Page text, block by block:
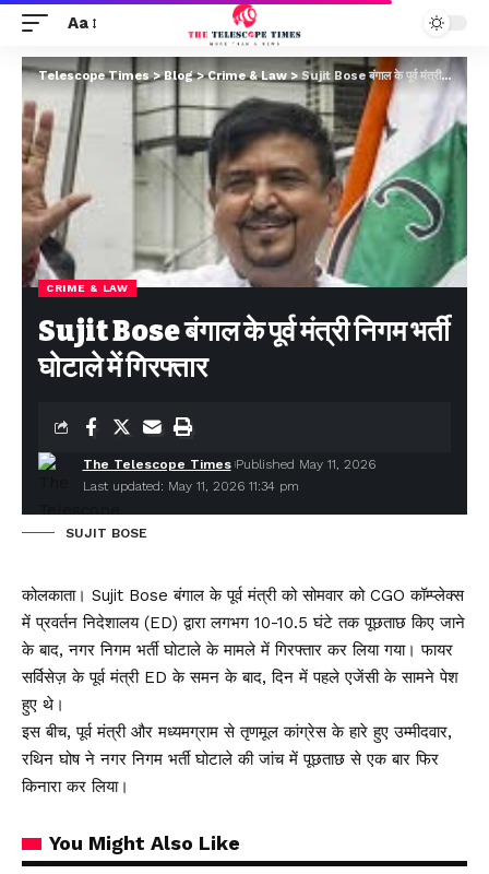
Aa
Telescope Times>Blog>Crime & Law > Sujit Bose बंगाल के पूर्व मंत्री निगम भर्ती घोटाले में गिरफ्तार
CRIME & LAW
Sujit Bose बंगाल के पूर्व मंत्री निगम भर्ती
घोटाले में गिरफ्तार
Last updated: May 11, 2026 11:34 pm
The Telescope Times Published May 11, 2026
SUJIT BOSE
कोलकाता। Sujit Bose बंगाल के पूर्व मंत्री को सोमवार को CGO कॉम्प्लेक्स
में प्रवर्तन निदेशालय (ED) द्वारा लगभग 10-10.5 घंटे तक पूछताछ किए जाने
के बाद, नगर निगम भर्ती घोटाले के मामले में गिरफ्तार कर लिया गया। फायर
सर्विसेज़ के पूर्व मंत्री ED के समन के बाद, दिन में पहले एजेंसी के सामने पेश
हुए थे।
इस बीच, पूर्व मंत्री और मध्यमग्राम से तृणमूल कांग्रेस के हारे हुए उम्मीदवार,
रथिन घोष ने नगर निगम भर्ती घोटाले की जांच में पूछताछ से एक बार फिर
किनारा कर लिया।
You Might Also Like